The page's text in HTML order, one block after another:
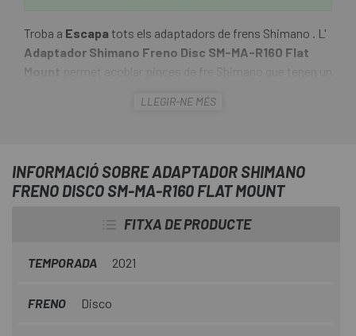
Troba a Escapa tots els adaptadors de frens Shimano . L'
Adaptador Shimano Freno Disc SM-MA-R160 Flat
Mount
permet acoblar pinces de fre Shimano que tenen un
quadre. El muntatge estàndard de la pinça de fre sense
160 mm.
LLEGIR-NE MÉS
INFORMACIÓ SOBRE ADAPTADOR SHIMANO
FRENO DISCO SM-MA-R160 FLAT MOUNT
FITXA DE PRODUCTE
TEMPORADA 2021
FRENO Disco